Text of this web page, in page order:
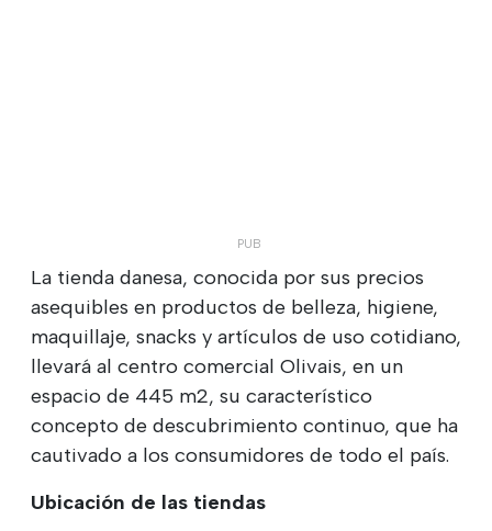
La tienda danesa, conocida por sus precios
asequibles en productos de belleza, higiene,
maquillaje, snacks y artículos de uso cotidiano,
llevará al centro comercial Olivais, en un
espacio de 445 m2, su característico
concepto de descubrimiento continuo, que ha
cautivado a los consumidores de todo el país.
Ubicación de las tiendas